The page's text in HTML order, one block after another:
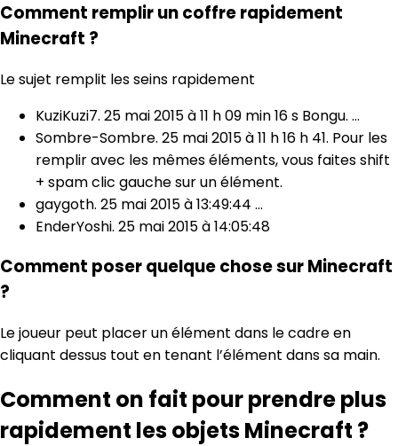
Comment remplir un coffre rapidement
Minecraft ?
Le sujet remplit les seins rapidement
KuziKuzi7. 25 mai 2015 à 11 h 09 min 16 s Bongu. …
Sombre-Sombre. 25 mai 2015 à 11 h 16 h 41. Pour les
remplir avec les mêmes éléments, vous faites shift
+ spam clic gauche sur un élément.
gaygoth. 25 mai 2015 à 13:49:44 …
EnderYoshi. 25 mai 2015 à 14:05:48
Comment poser quelque chose sur Minecraft
?
Le joueur peut placer un élément dans le cadre en
cliquant dessus tout en tenant l’élément dans sa main.
Comment on fait pour prendre plus
rapidement les objets Minecraft ?